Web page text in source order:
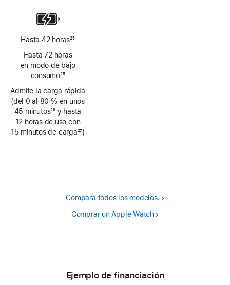
página
Hasta 42 horas
a
pie
página
25
Hasta 72 horas
en modo de bajo
consumo
a
pie
de
página
25
Admite la carga rápida
(del 0 al 80 % en unos
45 minutos
Nota
26 y hasta
12 horas de uso con
15 minutos de carga27)
Compara todos los modelos.
Comprar un Apple Watch
Ejemplo de financiación